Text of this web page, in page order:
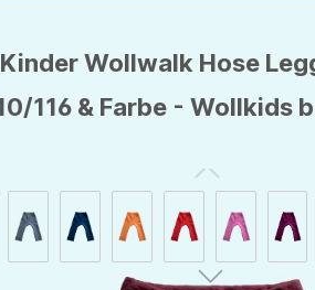
Wollwalk Hose
116 & Farbe - Wollkids